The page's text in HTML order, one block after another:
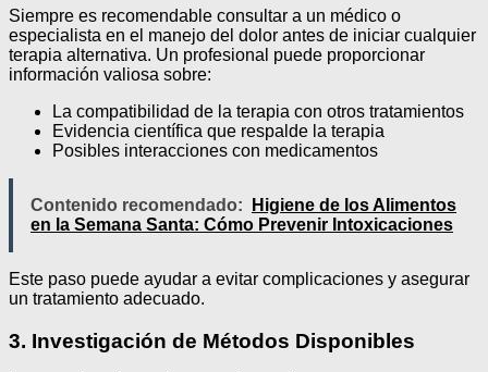
Siempre es recomendable consultar a un médico o
especialista en el manejo del dolor antes de iniciar cualquier
terapia alternativa. Un profesional puede proporcionar
información valiosa sobre:
La compatibilidad de la terapia con otros tratamientos
Evidencia científica que respalde la terapia
Posibles interacciones con medicamentos
Contenido recomendado:
Higiene de los Alimentos
en la Semana Santa: Cómo Prevenir Intoxicaciones
Este paso puede ayudar a evitar complicaciones y asegurar
un tratamiento adecuado.
3. Investigación de Métodos Disponibles